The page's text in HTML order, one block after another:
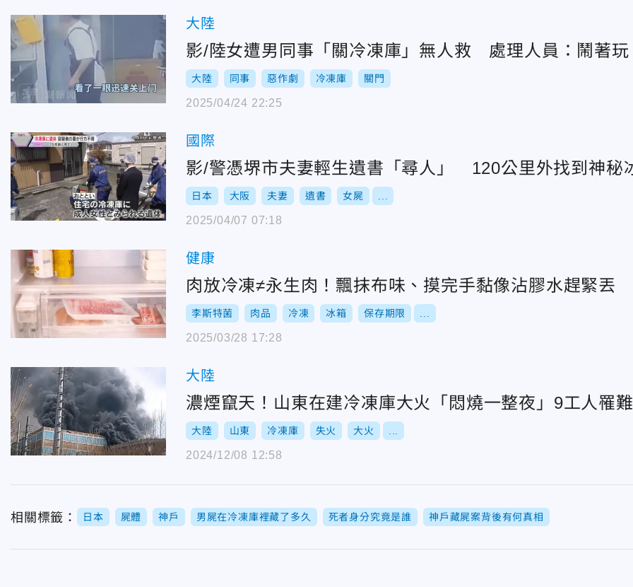
大陸
影/陸女遭男同事「關冷凍庫」無人救 處理人員：鬧著玩
大陸 同事 惡作劇 冷凍庫 關門
2025/04/24 22:25
國際
影/警憑堺市夫妻輕生遺書「尋人」 120公里外找到神秘
日本 大阪 夫妻 遺書 女屍
2025/04/07 07:18
健康
肉放冷凍≠永生肉！飄抹布味、摸完手黏像沾膠水趕緊丟
李斯特菌 肉品 冷凍 冰箱 保存期限
2025/03/28 17:28
大陸
濃煙竄天！山東在建冷凍庫大火「悶燒一整夜」9工人罹難
大陸 山東 冷凍庫 失火 大火
2024/12/08 12:58
相關標籤： 日本 屍體 神戶 男屍在冷凍庫裡藏了多久 死者身分究竟是誰 神戶藏屍案背後有何真相